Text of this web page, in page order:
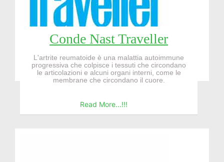
Conde Nast Traveller
L'artrite reumatoide è una malattia autoimmune
progressiva che colpisce i tessuti che circondano
le articolazioni e alcuni organi interni, come le
membrane che circondano il cuore.
Read More...!!!